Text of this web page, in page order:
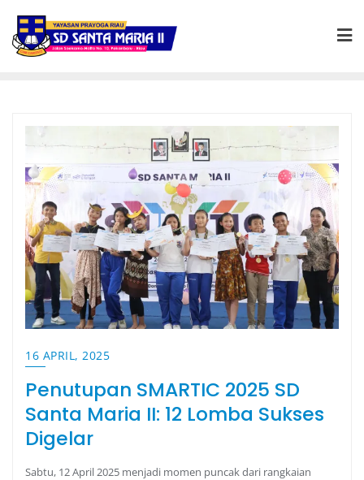
16 APRIL, 2025
Penutupan SMARTIC 2025 SD
Santa Maria II: 12 Lomba Sukses
Digelar
Sabtu, 12 April 2025 menjadi momen puncak dari rangkaian